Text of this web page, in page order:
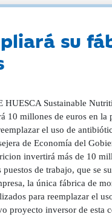
su
Sustainable
10 millones de euros en
el uso de
de Economía del
invertirá más de 10
puestos de trabajo, que se
la única fábrica de
para reemplazar el
proyecto inversor de esta